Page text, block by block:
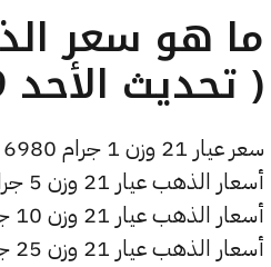
( تحديث الأحد 19 أبريل الساعة 4:30 مساءً )
سعر عيار 21 وزن 1 جرام 6980 جنيه للشراء، وللبيع 7020 جنيه.
أسعار الذهب عيار 21 وزن 5 جرام 34900 جنيه للشراء، وللبيع 35100 جنيه.
أسعار الذهب عيار 21 وزن 10 جرام 69800 جنيه للشراء، وللبيع 70200 جنيه.
أسعار الذهب عيار 21 وزن 25 جرام 174500 جنيه للشراء، وللبيع 175500 جنيه.